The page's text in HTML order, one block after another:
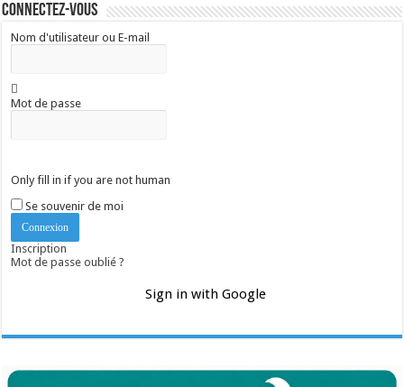
Connectez-vous
Nom d'utilisateur ou E-mail
Mot de passe
Only fill in if you are not human
Se souvenir de moi
Inscription
Mot de passe oublié ?
Sign in with Google